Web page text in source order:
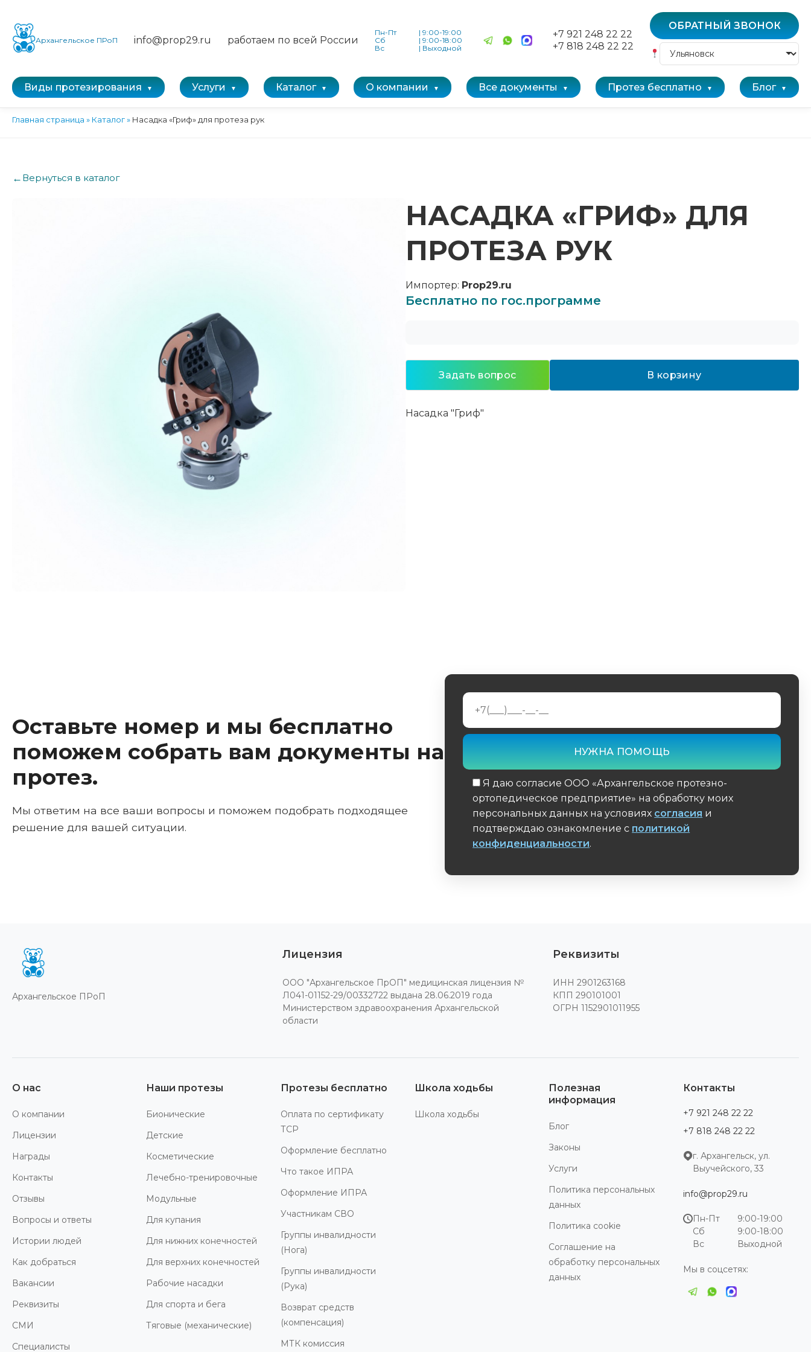
Архангельское ПРоП info@prop29.ru работаем по всей России
Пн-Пт | 9:00-19:00
Сб
| 9:00-18:00
Вс
| Выходной
+7 921 248 22 22
+7 818 248 22 22
ОБРАТНЫЙ ЗВОНОК
Виды протезирования Услуги Каталог О компании Все документы Протез бесплатно Блог
Главная страница » Каталог» Насадка «Гриф» для протеза рук
← Вернуться в каталог
НАСАДКА «ГРИФ» ДЛЯ
ПРОТЕЗА РУК
Импортер: Prop29.ru
Бесплатно по гос.программе
Задать вопрос В корзину
Насадка "Гриф"
Оставьте номер и мы бесплатно
поможем собрать вам документы на
протез.
Мы ответим на все ваши вопросы и поможем подобрать подходящее
решение для вашей ситуации.
Я даю согласие ООО «Архангельское протезно-
ортопедическое предприятие» на обработку моих
персональных данных на условиях согласия и
подтверждаю ознакомление с политикой
конфиденциальности.
Архангельское ПРоП
Лицензия
ООО "Архангельское ПрОП" медицинская лицензия №
Л041-01152-29/00332722 выдана 28.06.2019 года
Министерством здравоохранения Архангельской
области
Реквизиты
ИНН 2901263168
КПП 290101001
ОГРН 1152901011955
О нас
О компании
Лицензии
Награды
Контакты
Отзывы
Вопросы и ответы
Истории людей
Как добраться
Вакансии
Реквизиты
СМИ
Специалисты
Наши протезы
Бионические
Детские
Косметические
Лечебно-тренировочные
Модульные
Для купания
Для нижних конечностей
Для верхних конечностей
Рабочие насадки
Для спорта и бега
Тяговые (механические)
Протезы бесплатно
Оплата по сертификату
ТСР
Оформление бесплатно
Что такое ИПРА
Оформление ИПРА
Участникам СВО
Группы инвалидности
(Нога)
Группы инвалидности
(Рука)
Возврат средств
(компенсация)
МТК комиссия
Школа ходьбы
Школа ходьбы
Полезная
информация
Блог
Законы
Услуги
Политика персональных
данных
Политика cookie
Соглашение на
обработку персональных
данных
Контакты
+7 921 248 22 22
+7 818 248 22 22
г. Архангельск, ул.
Выучейского, 33
info@prop29.ru
Пн-Пт
9:00-19:00
Сб
9:00-18:00
Вс
Выходной
Мы в соцсетях: